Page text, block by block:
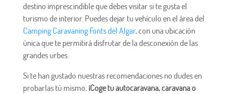
destino imprescindible que debes visitar si te gusta el
turismo de interior. Puedes dejar tu vehículo en el área del
Camping Caravaning Fonts del Algar, con una ubicación
única que te permitirá disfrutar de la desconexión de las
grandes urbes.
Si te han gustado nuestras recomendaciones no dudes en
probarlas tú mismo. ¡Coge tu autocaravana, caravana o